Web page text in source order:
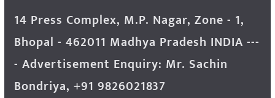
14 Press Complex, M.P. Nagar, Zone - 1,
Bhopal - 462011 Madhya Pradesh INDIA ---
- Advertisement Enquiry: Mr. Sachin
Bondriya, +91 9826021837